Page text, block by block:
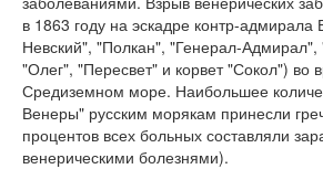
в 1863 году на эскадре контр-
Невский", "Полкан", "Генерал-
"Олег", "Пересвет" и корвет "Сокол") во
Средиземном море. Наибольшее
Венеры" русским морякам принесли
процентов всех больных составляли
венерическими болезнями).